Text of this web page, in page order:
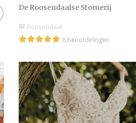
van de
Een
zien of er
alles
is er
Maak
De Roosendaalse Stomerij
Roosendaal
8 beoordelingen